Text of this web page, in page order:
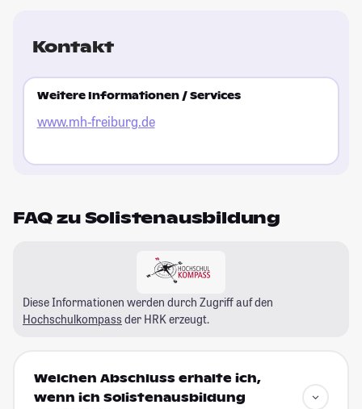
Kontakt
Weitere Informationen / Services
www.mh-freiburg.de
FAQ zu Solistenausbildung
Diese Informationen werden durch Zugriff auf den
Hochschulkompass der HRK erzeugt.
Welchen Abschluss erhalte ich,
wenn ich Solistenausbildung